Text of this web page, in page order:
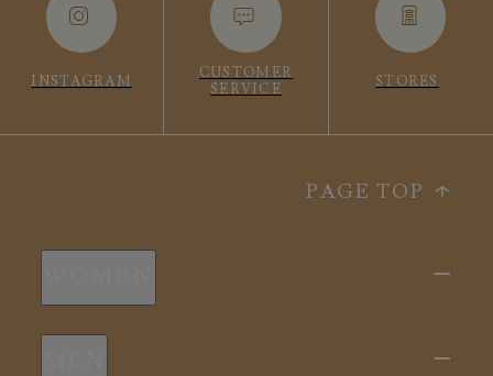
INSTAGRAM
CUSTOMER
SERVICE
STORES
PAGE TOP
新商品